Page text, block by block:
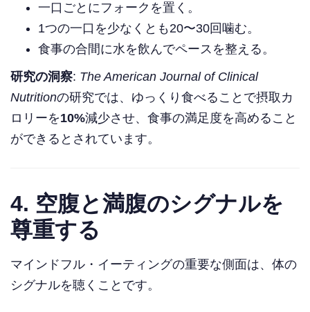
一口ごとにフォークを置く。
1つの一口を少なくとも20〜30回噛む。
食事の合間に水を飲んでペースを整える。
研究の洞察: The American Journal of Clinical
Nutritionの研究では、ゆっくり食べることで摂取カ
ロリーを10%減少させ、食事の満足度を高めること
ができるとされています。
4. 空腹と満腹のシグナルを
尊重する
マインドフル・イーティングの重要な側面は、体の
シグナルを聴くことです。